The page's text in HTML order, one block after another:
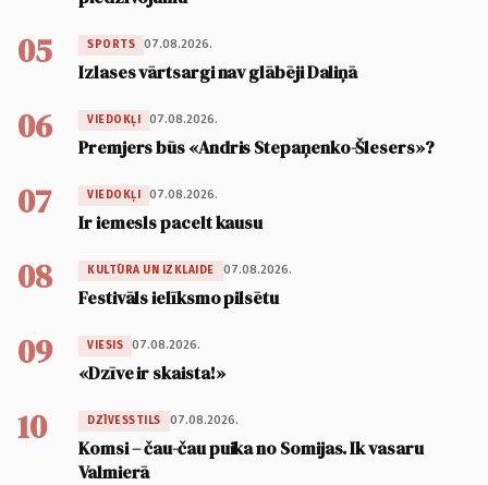
05 SPORTS 07.08.2026.
Izlases vārtsargi nav glābēji Daliņā
06 VIEDOKĻI 07.08.2026.
Premjers būs «Andris Stepaņenko-Šlesers»?
07 VIEDOKĻI 07.08.2026.
Ir iemesls pacelt kausu
08 KULTŪRA UN IZKLAIDE 07.08.2026.
Festivāls ielīksmo pilsētu
09 VIESIS 07.08.2026.
«Dzīve ir skaista!»
10 DZĪVESSTILS 07.08.2026.
Komsi – čau-čau puika no Somijas. Ik vasaru
Valmierā